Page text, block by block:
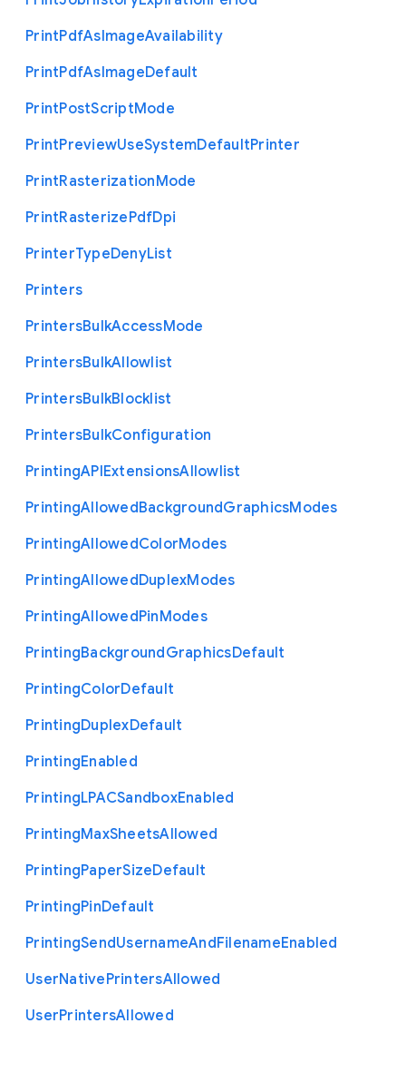
PrintPdfAsImageAvailability
PrintPdfAsImageDefault
PrintPostScriptMode
PrintPreviewUseSystemDefaultPrinter
PrintRasterizationMode
PrintRasterizePdfDpi
PrinterTypeDenyList
Printers
PrintersBulkAccessMode
PrintersBulkAllowlist
PrintersBulkBlocklist
PrintersBulkConfiguration
PrintingAPIExtensionsAllowlist
PrintingAllowedBackgroundGraphicsModes
PrintingAllowedColorModes
PrintingAllowedDuplexModes
PrintingAllowedPinModes
PrintingBackgroundGraphicsDefault
PrintingColorDefault
PrintingDuplexDefault
PrintingEnabled
PrintingLPACSandboxEnabled
PrintingMaxSheetsAllowed
PrintingPaperSizeDefault
PrintingPinDefault
PrintingSendUsernameAndFilenameEnabled
UserNativePrintersAllowed
UserPrintersAllowed